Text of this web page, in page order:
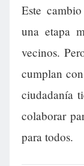
Este
una etapa
vecinos.
cumplan
ciudadanía
colaborar
para todos.